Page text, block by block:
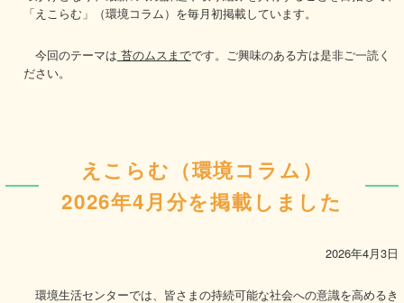
「えこらむ」（環境コラム）を毎月初掲載しています。
今回のテーマは 苔のムスまでです。ご興味のある方は是非ご一読く
ださい。
えこらむ（環境コラム）
2026年4月分を掲載しました
2026年4月3日
環境生活センターでは、皆さまの持続可能な社会への意識を高めるき